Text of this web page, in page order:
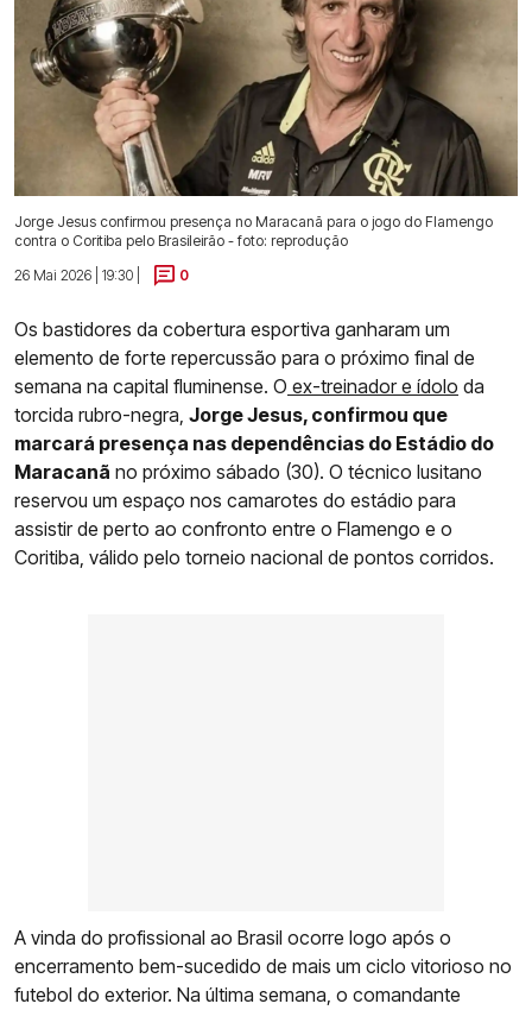
Jorge Jesus confirmou presença no Maracanã para o jogo do Flamengo
contra o Coritiba pelo Brasileirão - foto: reprodução
26 Mai 2026 | 19:30 |
0
Os bastidores da cobertura esportiva ganharam um
elemento de forte repercussão para o próximo final de
semana na capital fluminense. O ex-treinador e ídolo da
torcida rubro-negra, Jorge Jesus, confirmou que
marcará presença nas dependências do Estádio do
Maracanã no próximo sábado (30). O técnico lusitano
reservou um espaço nos camarotes do estádio para
assistir de perto ao confronto entre o Flamengo e o
Coritiba, válido pelo torneio nacional de pontos corridos.
A vinda do profissional ao Brasil ocorre logo após o
encerramento bem-sucedido de mais um ciclo vitorioso no
futebol do exterior. Na última semana, o comandante